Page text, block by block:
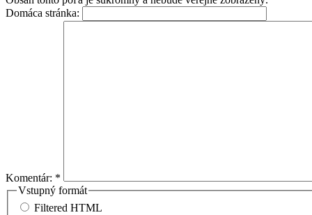
Domáca stránka:
Komentár: *
Vstupný formát
Filtered HTML